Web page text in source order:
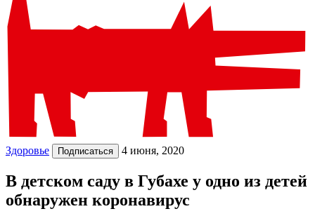
Здоровье Подписаться 4 июня, 2020
В детском саду в Губахе у одно из детей
обнаружен коронавирус